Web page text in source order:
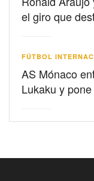
el giro que
FÚTBOL
AS Mónaco
Lukaku y